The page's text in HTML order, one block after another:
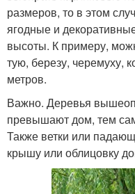
размеров, то в этом
ягодные и
высоты. К примеру,
тую, березу, черемуху,
метров.
Важно. Деревья
превышают дом, тем
Также ветки или
крышу или облицовку